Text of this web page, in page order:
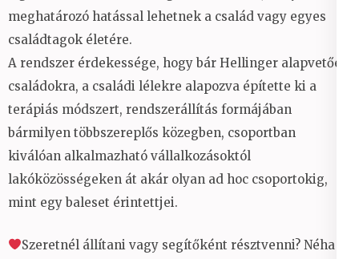
meghatározó hatással lehetnek a család vagy egyes
családtagok életére.
A rendszer érdekessége, hogy bár Hellinger alapvetően
családokra, a családi lélekre alapozva építette ki a
terápiás módszert, rendszerállítás formájában
bármilyen többszereplős közegben, csoportban
kiválóan alkalmazható vállalkozásoktól
lakóközösségeken át akár olyan ad hoc csoportokig,
mint egy baleset érintettjei.
Szeretnél állítani vagy segítőként résztvenni? Néha a